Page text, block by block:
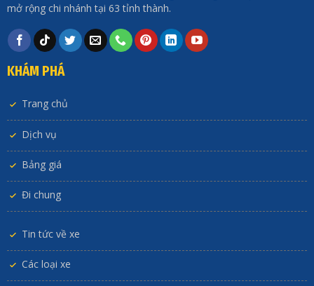
mở rộng chi nhánh tại 63 tỉnh thành.
KHÁM PHÁ
Trang chủ
Dịch vụ
Bảng giá
Đi chung
Tin tức về xe
Các loại xe